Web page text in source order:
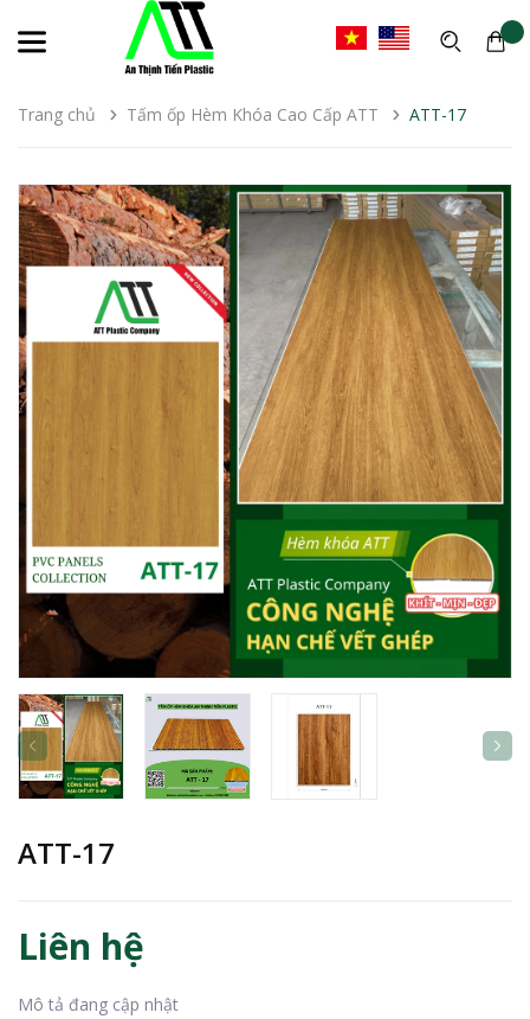
Trang chủ Tấm ốp Hèm Khóa Cao Cấp ATT ATT-17
ATT-17
Liên hệ
Mô tả đang cập nhật